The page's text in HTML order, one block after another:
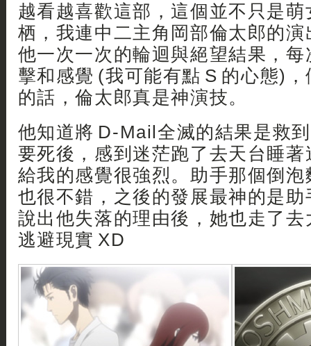
越看越喜歡這部，這個並不只是
栖，我連中二主角岡部倫太郎的
他一次一次的輪迴與絕望結果，
擊和感覺 (我可能有點 S 的心態)
的話，倫太郎真是神演技。
他知道將 D-Mail全滅的結果是救
要死後，感到迷茫跑了去天台睡
給我的感覺很強烈。助手那個倒
也很不錯，之後的發展最神的是
說出他失落的理由後，她也走了
逃避現實 XD